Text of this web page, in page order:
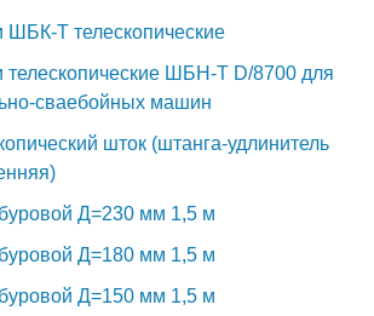
ШБК-Т телескопические
телескопические ШБН-Т D/8700 для
сваебойных машин
шток (штанга-удлинитель
Д=230 мм 1,5 м
Д=180 мм 1,5 м
Д=150 мм 1,5 м